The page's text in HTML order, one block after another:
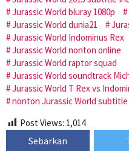
Jurassic World bluray 1080p
Jurassic World dunia21
Jurassic World Indominus Rex
Jurassic World nonton online
Jurassic World raptor squad
Jurassic World soundtrack
Jurassic World T Rex vs
nonton Jurassic World subtitle
Post Views: 1,014
Sebarkan